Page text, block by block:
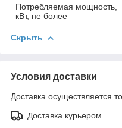
Потребляемая мощность,
кВт, не более
Скрыть
Условия доставки
Доставка осуществляется
Доставка курьером